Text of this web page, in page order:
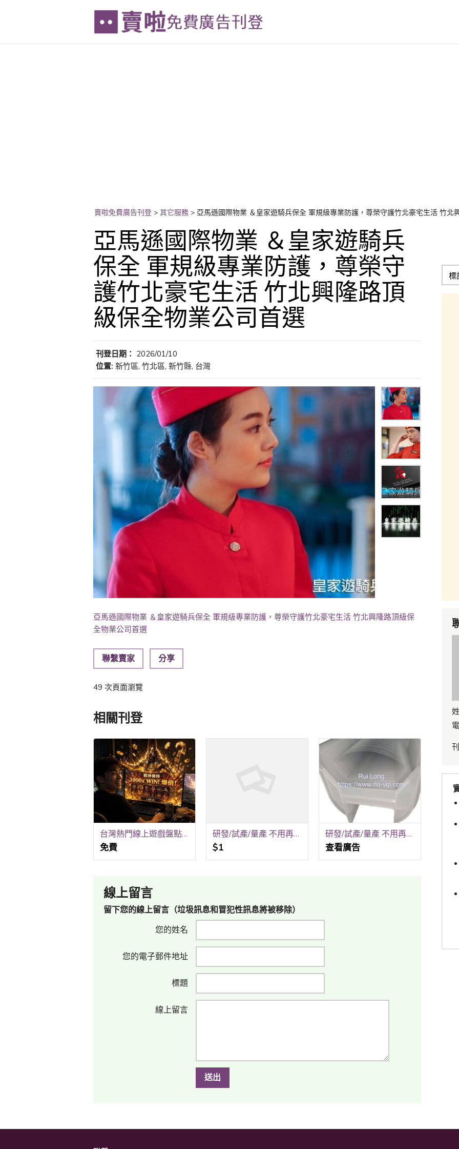
賣啦免費廣告刊登 > 其它服務 > 亞馬遜國際物業 ＆皇家遊騎兵保全 軍規級專業防護，尊榮守護竹北豪宅生活 竹北
亞馬遜國際物業 ＆皇家遊騎兵
保全 軍規級專業防護，尊榮守
護竹北豪宅生活 竹北興隆路頂
級保全物業公司首選
刊登日期： 2026/01/10
位置: 新竹區, 竹北區, 新竹縣, 台灣
亞馬遜國際物業 ＆皇家遊騎兵保全 軍規級專業防護，尊榮守護竹北豪宅生活 竹北興隆路頂級保
全物業公司首選
聯繫賣家 分享
49 次頁面瀏覽
相關刊登
台灣熱門線上遊戲盤點，從高強度排位到極速紓壓
免費
研發/試產/量產 不用再跑五家！銳隆光電一站式全包
$1
研發/試產/量產 不用再跑五家！銳隆光電一站式全包！
查看廣告
線上留言
留下您的線上留言（垃圾訊息和冒犯性訊息將被移除）
您的姓名
您的電子郵件地址
標題
線上留言
送出